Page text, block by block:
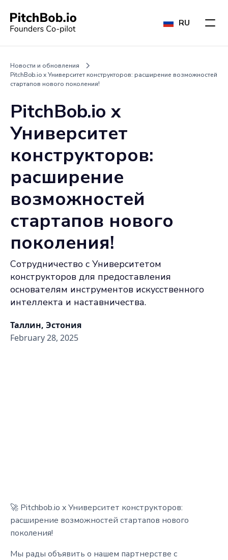
RU
Новости и обновления
PitchBob.io x Университет конструкторов: расширение возможностей
стартапов нового поколения!
PitchBob.io x
Университет
конструкторов:
расширение
возможностей
стартапов нового
поколения!
Сотрудничество с Университетом
конструкторов для предоставления
основателям инструментов искусственного
интеллекта и наставничества.
Таллин, Эстония
February 28, 2025
🚀 Pitchbob.io x Университет конструкторов:
расширение возможностей стартапов нового
поколения!
Мы рады объявить о нашем партнерстве с